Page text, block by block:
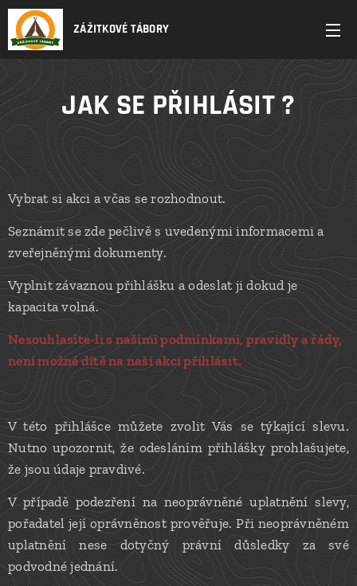
ZÁŽITKOVÉ TÁBORY
JAK SE PŘIHLÁSIT ?
Vybrat si akci a včas se rozhodnout.
Seznámit se zde pečlivě s uvedenými informacemi a
zveřejněnými dokumenty.
Vyplnit závaznou přihlášku a odeslat ji dokud je
kapacita volná.
Nesouhlasíte-li s našimi podmínkami, pravidly a řády,
není možné dítě na naší akci přihlásit.
V této přihlášce můžete zvolit Vás se týkající slevu.
Nutno upozornit, že odesláním přihlášky prohlašujete,
že jsou údaje pravdivé.
V případě podezření na neoprávněné uplatnění slevy,
pořadatel její oprávněnost prověřuje. Při neoprávněném
uplatnění nese dotyčný právní důsledky za své
podvodné jednání.